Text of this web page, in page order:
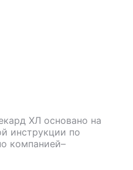
ХЛ основано на
инструкции по
компанией–